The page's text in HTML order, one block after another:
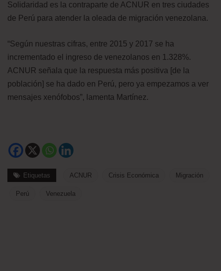
Solidaridad es la contraparte de ACNUR en tres ciudades
de Perú para atender la oleada de migración venezolana.
“Según nuestras cifras, entre 2015 y 2017 se ha
incrementado el ingreso de venezolanos en 1.328%.
ACNUR señala que la respuesta más positiva [de la
población] se ha dado en Perú, pero ya empezamos a ver
mensajes xenófobos”, lamenta Martínez.
Etiquetas ACNUR Crisis Económica Migración
Perú Venezuela